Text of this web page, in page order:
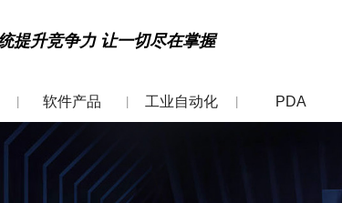
提升竞争力 让一切尽在掌握
软件产品 工业自动化 PDA